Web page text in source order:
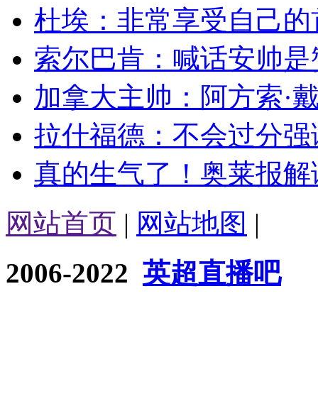
杜埃：非常享受自己
索尔巴肯：喊话安帅
加拿大主帅：阿方索·
拉什福德：不会过分
真的生气了！奥莱报
网站首页 | 网站地图 |
2006-2022 英超直播吧